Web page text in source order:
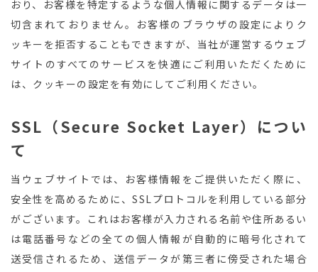
おり、お客様を特定するような個人情報に関するデータは一
切含まれておりません。お客様のブラウザの設定によりク
ッキーを拒否することもできますが、当社が運営するウェブ
サイトのすべてのサービスを快適にご利用いただくために
は、クッキーの設定を有効にしてご利用ください。
SSL（Secure Socket Layer）につい
て
当ウェブサイトでは、お客様情報をご提供いただく際に、
安全性を高めるために、SSLプロトコルを利用している部分
がございます。これはお客様が入力される名前や住所あるい
は電話番号などの全ての個人情報が自動的に暗号化されて
送受信されるため、送信データが第三者に傍受された場合